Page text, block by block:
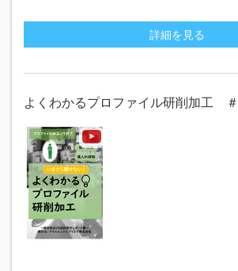
詳細を見る
よくわかるプロファイル研削加工